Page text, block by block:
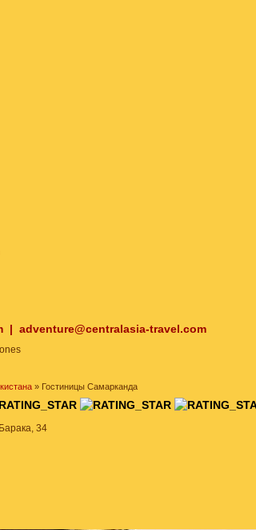
| adventure@centralasia-travel.com
» Гостиницы Самарканда
34